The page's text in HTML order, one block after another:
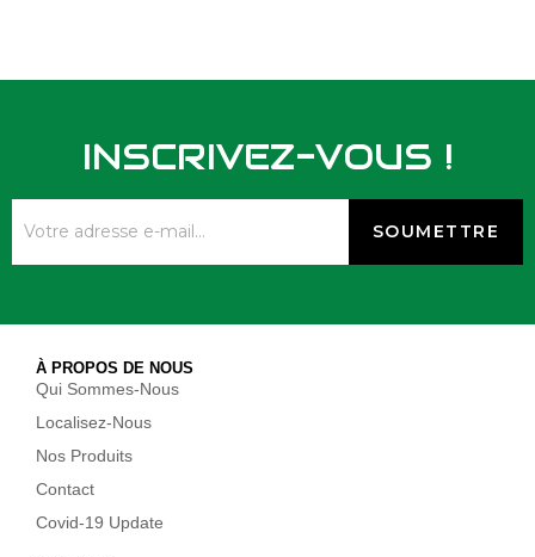
INSCRIVEZ-VOUS !
À PROPOS DE NOUS
Qui Sommes-Nous
Localisez-Nous
Nos Produits
Contact
Covid-19 Update